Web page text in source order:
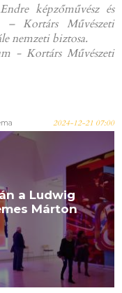
képzőművész és
Kortárs Művészeti
nemzeti biztosa.
- Kortárs Művészeti
2024-12-21 07:00
a Ludwig
Márton